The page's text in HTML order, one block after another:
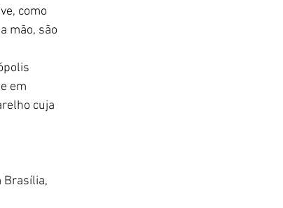
como
mão, são
em
cuja
Brasília,